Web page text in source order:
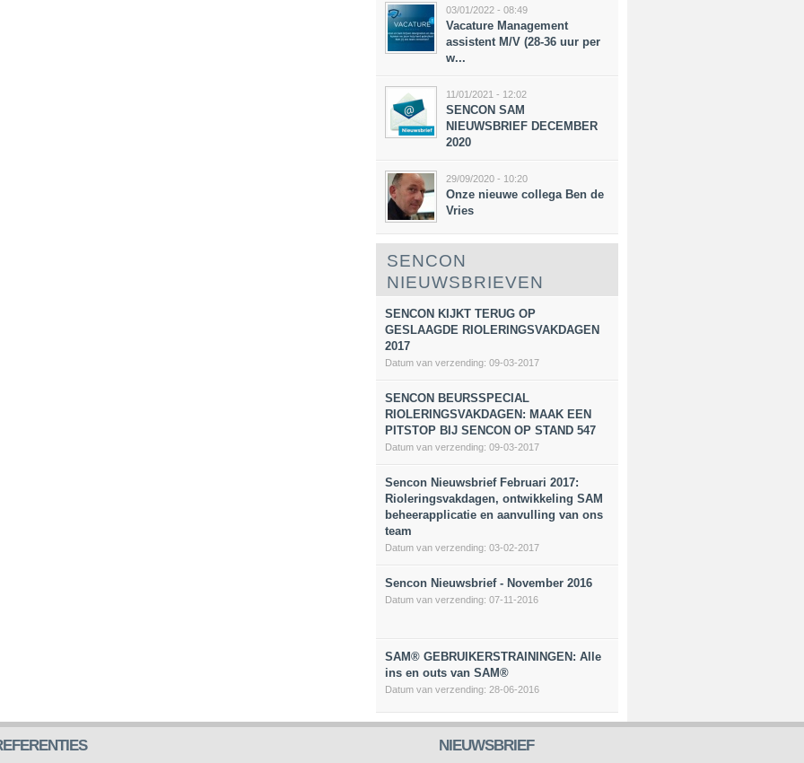
03/01/2022 - 08:49
Vacature Management
assistent M/V (28-36 uur per
w...
11/01/2021 - 12:02
SENCON SAM
NIEUWSBRIEF DECEMBER
2020
29/09/2020 - 10:20
Onze nieuwe collega Ben de
Vries
SENCON
NIEUWSBRIEVEN
SENCON KIJKT TERUG OP
GESLAAGDE RIOLERINGSVAKDAGEN
2017
Datum van verzending: 09-03-2017
SENCON BEURSSPECIAL
RIOLERINGSVAKDAGEN: MAAK EEN
PITSTOP BIJ SENCON OP STAND 547
Datum van verzending: 09-03-2017
Sencon Nieuwsbrief Februari 2017:
Rioleringsvakdagen, ontwikkeling SAM
beheerapplicatie en aanvulling van ons
team
Datum van verzending: 03-02-2017
Sencon Nieuwsbrief - November 2016
Datum van verzending: 07-11-2016
SAM® GEBRUIKERSTRAININGEN: Alle
ins en outs van SAM®
Datum van verzending: 28-06-2016
NIEUWSBRIEF